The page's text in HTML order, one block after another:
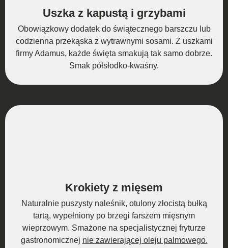
Uszka z kapustą i grzybami
Obowiązkowy dodatek do świątecznego barszczu lub
codzienna przekąska z wytrawnymi sosami. Z uszkami
firmy Adamus, każde święta smakują tak samo dobrze.
Smak półsłodko-kwaśny.
Krokiety z mięsem
Naturalnie puszysty naleśnik, otulony złocistą bułką
tartą, wypełniony po brzegi farszem mięsnym
wieprzowym. Smażone na specjalistycznej fryturze
gastronomicznej nie zawierającej oleju palmowego.